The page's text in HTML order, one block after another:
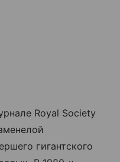
Royal Society
гигантского